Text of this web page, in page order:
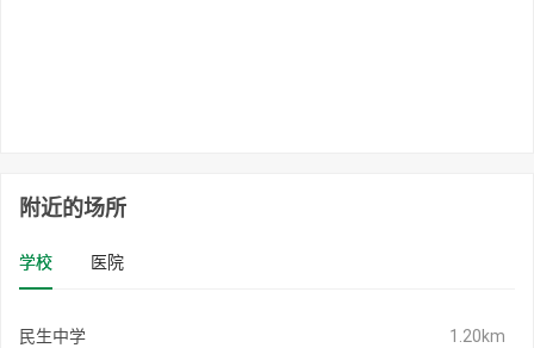
附近的场所
学校 医院
民生中学 1.20km